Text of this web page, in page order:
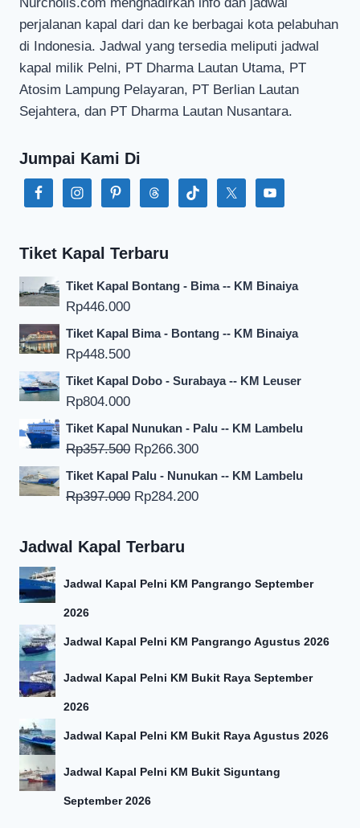
perjalanan kapal dari dan ke berbagai kota pelabuhan
di Indonesia. Jadwal yang tersedia meliputi jadwal
kapal milik Pelni, PT Dharma Lautan Utama, PT
Atosim Lampung Pelayaran, PT Berlian Lautan
Sejahtera, dan PT Dharma Lautan Nusantara.
Jumpai Kami Di
Tiket Kapal Terbaru
Tiket Kapal Bontang - Bima -- KM Binaiya
Rp446.000
Tiket Kapal Bima - Bontang -- KM Binaiya
Rp448.500
Tiket Kapal Dobo - Surabaya -- KM Leuser
Rp804.000
Tiket Kapal Nunukan - Palu -- KM Lambelu
Rp357.500 Harga
aslinya
adalah:
Rp266.300Harga
saat
ini
Tiket Kapal Palu - Nunukan -- KM Lambelu
Rp397.000 Harga
adalah:
Rp284.200Harga
Rp284.200.
Jadwal Kapal Terbaru
Jadwal Kapal Pelni KM Pangrango September
2026
Jadwal Kapal Pelni KM Pangrango Agustus 2026
Jadwal Kapal Pelni KM Bukit Raya September
2026
Jadwal Kapal Pelni KM Bukit Raya Agustus 2026
Jadwal Kapal Pelni KM Bukit Siguntang
September 2026